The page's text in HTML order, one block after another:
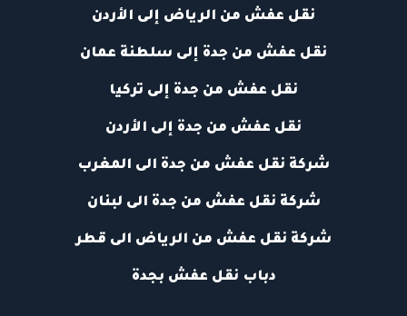
نقل عفش من الرياض إلى الأردن
نقل عفش من جدة إلى سلطنة عمان
نقل عفش من جدة إلى تركيا
نقل عفش من جدة إلى الأردن
شركة نقل عفش من جدة الى المغرب
شركة نقل عفش من جدة الى لبنان
شركة نقل عفش من الرياض الى قطر
دباب نقل عفش بجدة